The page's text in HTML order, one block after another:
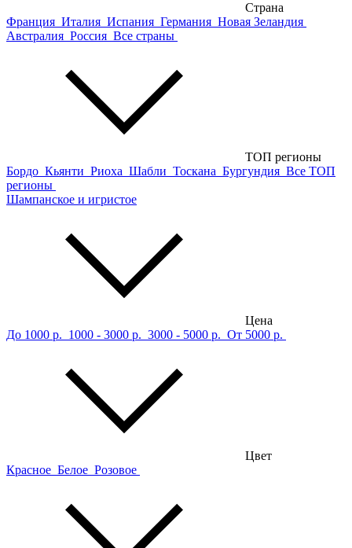
Страна
Франция Италия Испания Германия Новая Зеландия
Австралия Россия Все страны
ТОП регионы
Бордо Кьянти Риоха Шабли Тоскана Бургундия Все ТОП
регионы
Шампанское и игристое
Цена
До 1000 р. 1000 - 3000 р. 3000 - 5000 р. От 5000 р.
Цвет
Красное Белое Розовое